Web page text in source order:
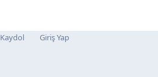
Kaydol Giriş Yap